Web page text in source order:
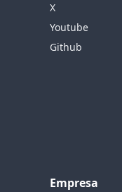
X
Youtube
Github
Empresa